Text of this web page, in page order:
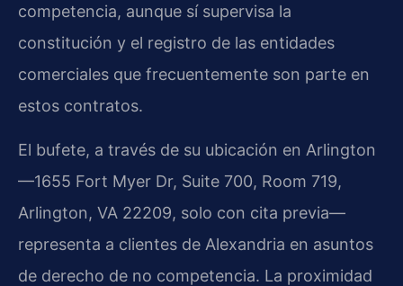
competencia, aunque sí supervisa la
constitución y el registro de las entidades
comerciales que frecuentemente son parte en
estos contratos.
El bufete, a través de su ubicación en Arlington
—1655 Fort Myer Dr, Suite 700, Room 719,
Arlington, VA 22209, solo con cita previa—
representa a clientes de Alexandria en asuntos
de derecho de no competencia. La proximidad